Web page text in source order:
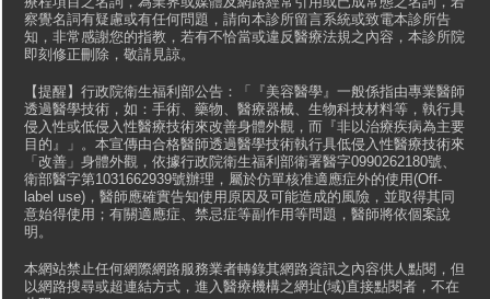
察覺名詞有疑慮或有任何問題，請向本診所留言系統或致電本診所告
知，非常感謝您的指教，若有不恰當或違反醫療法規之內容，本診所院
即刻修正刪除，敬請見諒。
【提醒】行政院衛生福利部公告：「『美容醫學』一般係指由專業醫師
透過醫學技術，如：手術、藥物、醫療器械、生物科技材料等，執行具
侵入性或低侵入性醫療技術來改善身體外觀，而『非以治療疾病為主要
目的』」。本宣傳由合格醫師透過醫學技術執行具低侵入性醫療技術來
「改善」身體外觀，依據行政院衛生福利部衛署醫字0990262180號、
衛部醫字第1031662939號辦理，屬於仿單核准適應症外的使用(Off-
label use)，醫師應確實告知使用原因及可能造成的風險，並取得其同
意始得使用；有關適應症、禁忌症等副作用等問題，醫師將依個案說
明。
本網站禁止任何網際網路服務業者轉錄其網路資訊之內容供人點閱，但
以網路搜尋或超連結方式，進入醫療機構之網址(域)直接點閱者，不在